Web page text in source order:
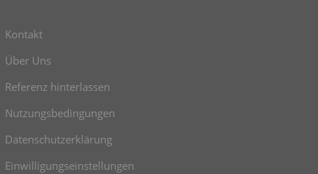
Kontakt
Über Uns
Referenz hinterlassen
Nutzungsbedingungen
Datenschutzerklärung
Einwilligungseinstellungen